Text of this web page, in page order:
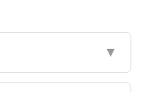
▼